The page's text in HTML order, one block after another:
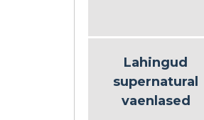
Lahingud
supernatural
vaenlased